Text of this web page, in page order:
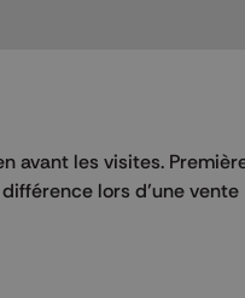
avant les visites.
lors d’une vente